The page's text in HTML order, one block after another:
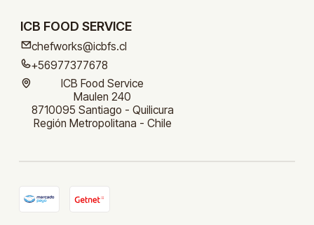
ICB FOOD SERVICE
chefworks@icbfs.cl
+56977377678
ICB Food Service
Maulen 240
8710095 Santiago - Quilicura
Región Metropolitana - Chile